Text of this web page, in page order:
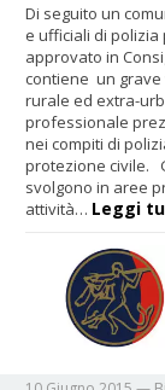
Di seguito un
e ufficiali di polizia
approvato in
contiene un
rurale ed extra-
professionale
nei compiti di
protezione civile.
svolgono in aree
attività… Leggi